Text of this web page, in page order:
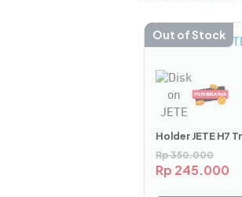
Jangan buang
USB-A ke
-30%
Out of Stock
Holder JETE H7
Rp350.000
Rp 245.000